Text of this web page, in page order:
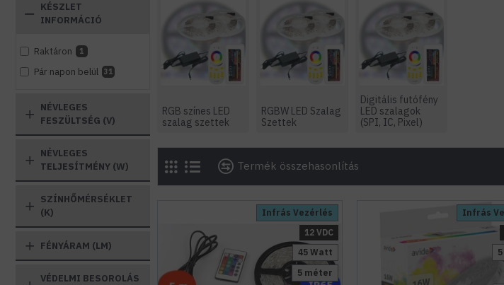
FÉNYÁRAM (LM)
NÉVLEGES
TELJESÍTMÉNY (W)
NÉVLEGES
FESZÜLTSÉG (V)
VÉDELMI BESOROLÁS
SZÍNHŐMÉRSÉKLET
(K)
KÉSZLET
INFORMÁCIÓ
Raktáron 1
Pár napon belül 31
RGB színes LED
szalag szettek
RGBW LED Szalag
Szettek
Digitális futófény
LED szalagok
(SPI, IC, Pixel)
Termék összehasonlítás
Infrás Vezérlés
12 VDC
45 Watt
5 méter
Infrás